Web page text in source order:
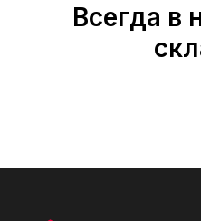
Всегда в